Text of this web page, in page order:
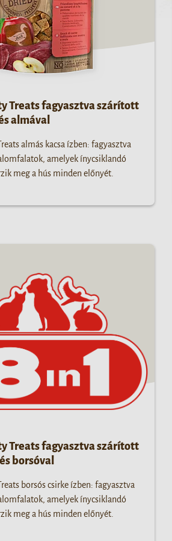
Treats fagyasztva szárított
almával
almás kacsa ízben: fagyasztva
amelyek ínycsiklandó
meg a hús minden előnyét.
Treats fagyasztva szárított
borsóval
borsós csirke ízben: fagyasztva
amelyek ínycsiklandó
meg a hús minden előnyét.